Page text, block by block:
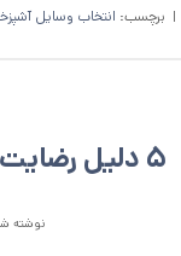
| برچسب: انتخاب وسایل
5 دلیل رضایت مشتری از خرید ماگ سرامیکی
نوشته